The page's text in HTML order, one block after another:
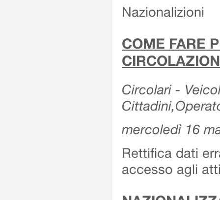
Nazionalizioni
COME FARE
Circolari -
mercoledì 16
Rettifica dati
accesso agli